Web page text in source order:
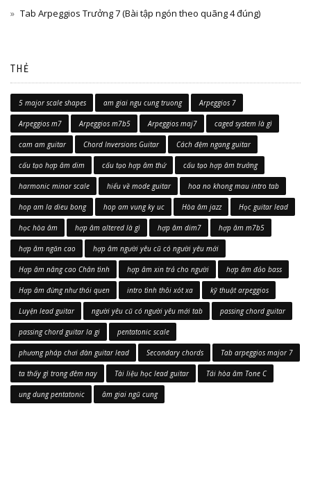
Tab Arpeggios Trưởng 7 (Bài tập ngón theo quãng 4 đúng)
THẺ
5 major scale shapes am giai ngu cung truong Arpeggios 7
Arpeggios m7 Arpeggios m7b5 Arpeggios maj7 caged system là gì
cam am guitar Chord Inversions Guitar Cách đệm ngang guitar
cấu tạo hợp âm dim cấu tạo hợp âm thứ cấu tạo hợp âm trưởng
harmonic minor scale hiểu về mode guitar hoa no khong mau intro tab
hop am la dieu bong hop am vung ky uc Hòa âm jazz Học guitar lead
học hòa âm hợp âm altered là gì hợp âm dim7 hợp âm m7b5
hợp âm ngăn cao hợp âm người yêu cũ có người yêu mới
Hợp âm nâng cao Chân tình hợp âm xin trả cho người hợp âm đảo bass
Hợp âm đừng như thói quen intro tình thôi xót xa kỹ thuật arpeggios
Luyện lead guitar người yêu cũ có người yêu mới tab passing chord guitar
passing chord guitar la gi pentatonic scale
phương pháp chơi đàn guitar lead Secondary chords Tab arpeggios major 7
ta thấy gì trong đêm nay Tài liệu học lead guitar Tái hòa âm Tone C
ung dung pentatonic âm giai ngũ cung